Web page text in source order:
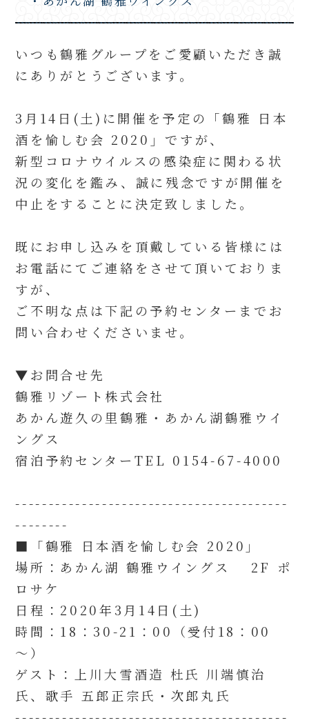
いつも鶴雅グループをご愛顧いただき誠
にありがとうございます。
3月14日(土)に開催を予定の「鶴雅 日本
酒を愉しむ会 2020」ですが、
新型コロナウイルスの感染症に関わる状
況の変化を鑑み、誠に残念ですが開催を
中止をすることに決定致しました。
既にお申し込みを頂戴している皆様には
お電話にてご連絡をさせて頂いておりま
すが、
ご不明な点は下記の予約センターまでお
問い合わせくださいませ。
▼お問合せ先
鶴雅リゾート株式会社
あかん遊久の里鶴雅・あかん湖鶴雅ウイ
ングス
宿泊予約センターTEL 0154-67-4000
-----------------------------------------
--------
■「鶴雅 日本酒を愉しむ会 2020」
場所：あかん湖 鶴雅ウイングス 2F ポ
ロサケ
日程：2020年3月14日(土)
時間：18：30-21：00（受付18：00
～）
ゲスト：上川大雪酒造 杜氏 川端慎治
氏、歌手 五郎正宗氏・次郎丸氏
-----------------------------------------